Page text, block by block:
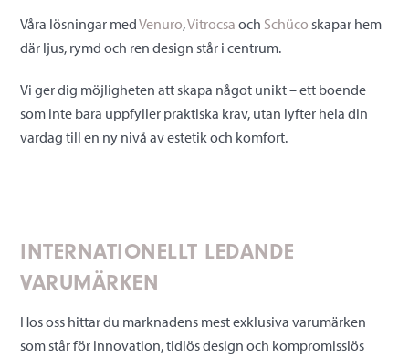
Våra lösningar medVenuro,Vitrocsa och Schüco skapar hem
där ljus, rymd och ren design står i centrum.
Vi ger dig möjligheten att skapa något unikt – ett boende
som inte bara uppfyller praktiska krav, utan lyfter hela din
vardag till en ny nivå av estetik och komfort.
INTERNATIONELLT LEDANDE
VARUMÄRKEN
Hos oss hittar du marknadens mest exklusiva varumärken
som står för innovation, tidlös design och kompromisslös